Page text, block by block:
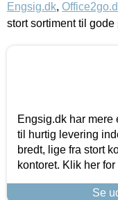
Engsig.dk,
stort sortiment til gode
Engsig.dk har mere
til hurtig levering
bredt, lige fra stort
kontoret. Klik her
Se